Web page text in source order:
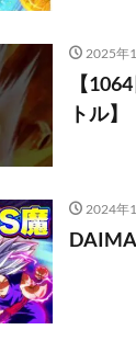
2025年
【
トル】
2024年